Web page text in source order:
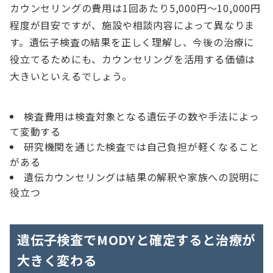
カウンセリングの費用は1回あたり5,000円～10,000円
程度が目安ですが、施設や相談内容によって異なりま
す。遺伝子検査の結果を正しく理解し、今後の治療に
役立てるためにも、カウンセリングを活用する価値は
大きいといえるでしょう。
検査費用は検査対象となる遺伝子の数や手法によっ
て変動する
研究機関を通じた検査では自己負担が軽くなること
がある
遺伝カウンセリングは結果の解釈や家族への説明に
役立つ
遺伝子検査でMODYと確定すると治療が
大きく変わる